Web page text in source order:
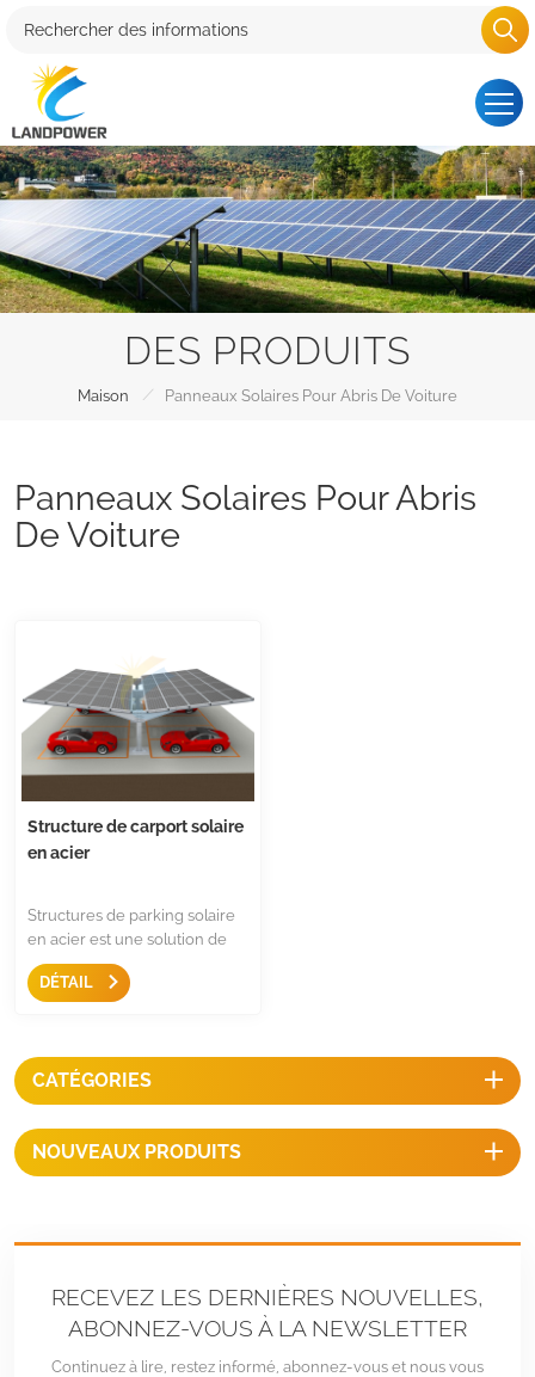
DES PRODUITS
Maison / Panneaux Solaires Pour Abris De Voiture
Panneaux Solaires Pour Abris
De Voiture
Structure de carport solaire
en acier
Structures de parking solaire
en acier est une solution de
montage solide pour les aires
de stationnement, la
maximal pour le
stationnement des voitures.
DÉTAIL
CATÉGORIES
NOUVEAUX PRODUITS
RECEVEZ LES DERNIÈRES NOUVELLES,
ABONNEZ-VOUS À LA NEWSLETTER
Continuez à lire, restez informé, abonnez-vous et nous vous